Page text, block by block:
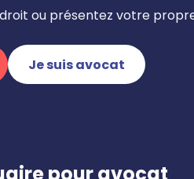
ou présentez votre
Je suis avocat